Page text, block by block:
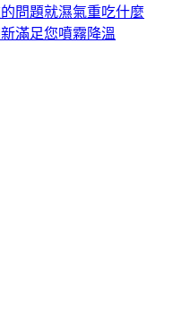
問題就濕氣重吃什麼
滿足您噴霧降溫